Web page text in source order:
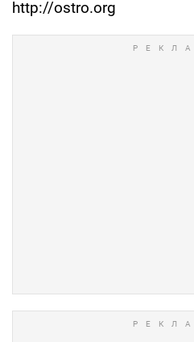
http://ostro.org